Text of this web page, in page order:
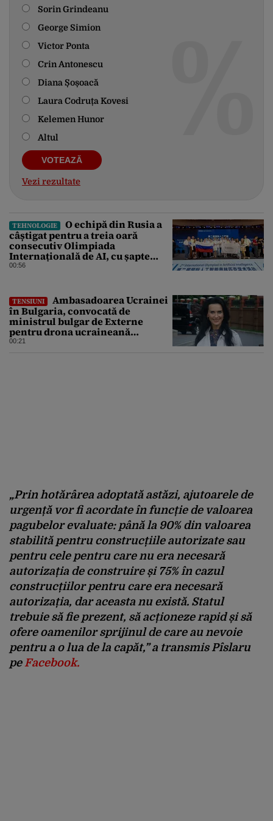
Sorin Grindeanu
George Simion
Victor Ponta
Crin Antonescu
Diana Șoșoacă
Laura Codruța Kovesi
Kelemen Hunor
Altul
Vezi rezultate
TEHNOLOGIE
O echipă din Rusia a
câștigat pentru a treia oară
consecutiv Olimpiada
Internațională de AI, cu șapte
medalii din aur și una de bronz
00:56
TENSIUNI
Ambasadoarea Ucrainei
în Bulgaria, convocată de
ministrul bulgar de Externe
pentru drona ucraineană
prăbușită în apropierea
00:21
„Prin hotărârea adoptată astăzi, ajutoarele de
urgență vor fi acordate în funcție de valoarea
pagubelor evaluate: până la 90% din valoarea
stabilită pentru construcțiile autorizate sau
pentru cele pentru care nu era necesară
autorizația de construire și 75% în cazul
construcțiilor pentru care era necesară
autorizația, dar aceasta nu există. Statul
trebuie să fie prezent, să acționeze rapid și să
ofere oamenilor sprijinul de care au nevoie
pentru a o lua de la capăt,” a transmis Pîslaru
peFacebook.